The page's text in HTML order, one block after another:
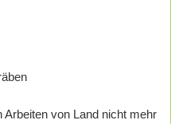
Arbeiten von Land nicht mehr